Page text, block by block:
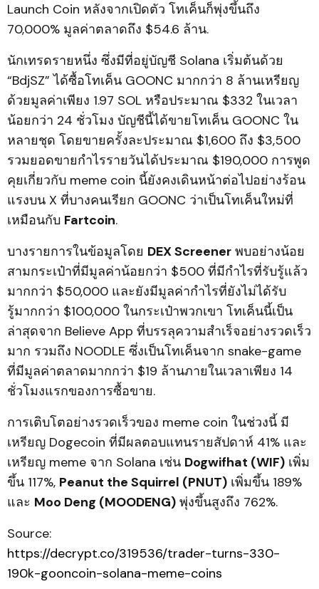
Launch Coin หลังจากเปิดตัว โทเค็นก็พุ่งขึ้นถึง
70,000% มูลค่าตลาดถึง $54.6 ล้าน.
นักเทรดรายหนึ่ง ซึ่งมีที่อยู่บัญชี Solana เริ่มต้นด้วย
“BdjSZ” ได้ซื้อโทเค็น GOONC มากกว่า 8 ล้านเหรียญ
ด้วยมูลค่าเพียง 1.97 SOL หรือประมาณ $332 ในเวลา
น้อยกว่า 24 ชั่วโมง บัญชีนี้ได้ขายโทเค็น GOONC ใน
หลายชุด โดยขายครั้งละประมาณ $1,600 ถึง $3,500
รวมยอดขายกำไรรายวันได้ประมาณ $190,000 การพูด
คุยเกี่ยวกับ meme coin นี้ยังคงเดินหน้าต่อไปอย่างร้อน
แรงบน X ที่บางคนเรียก GOONC ว่าเป็นโทเค็นใหม่ที่
เหมือนกับ Fartcoin.
บางรายการในข้อมูลโดย DEX Screener พบอย่างน้อย
สามกระเป๋าที่มีมูลค่าน้อยกว่า $500 ที่มีกำไรที่รับรู้แล้ว
มากกว่า $50,000 และยังมีมูลค่ากำไรที่ยังไม่ได้รับ
รู้มากกว่า $100,000 ในกระเป๋าพวกเขา โทเค็นนี้เป็น
ล่าสุดจาก Believe App ที่บรรลุความสำเร็จอย่างรวดเร็ว
มาก รวมถึง NOODLE ซึ่งเป็นโทเค็นจาก snake-game
ที่มีมูลค่าตลาดมากกว่า $19 ล้านภายในเวลาเพียง 14
ชั่วโมงแรกของการซื้อขาย.
การเติบโตอย่างรวดเร็วของ meme coin ในช่วงนี้ มี
เหรียญ Dogecoin ที่มีผลตอบแทนรายสัปดาห์ 41% และ
เหรียญ meme จาก Solana เช่น Dogwifhat (WIF) เพิ่ม
ขึ้น 117%, Peanut the Squirrel (PNUT) เพิ่มขึ้น 189%
และ Moo Deng (MOODENG) พุ่งขึ้นสูงถึง 762%.
Source:
https://decrypt.co/319536/trader-turns-330-
190k-gooncoin-solana-meme-coins